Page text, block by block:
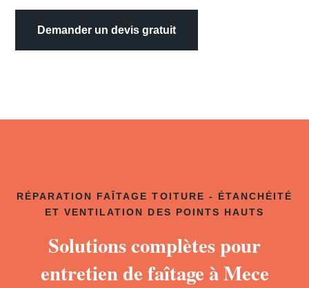
Demander un devis gratuit
RÉPARATION FAÎTAGE TOITURE - ÉTANCHÉITÉ
ET VENTILATION DES POINTS HAUTS
Solutions complètes pour
entretien de faîtage à Mece